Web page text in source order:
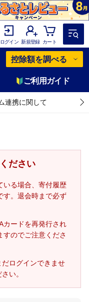
ログイン 新規登録 カート
控除額を調べる
ご利用ガイド
連携に関して
ださい
いる場合、寄付履歴
す。退会時まで必ず
カードを再発行され
すのでご注意くださ
ログインできませ
い。